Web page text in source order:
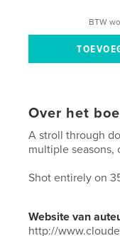
BTW
Over het
A stroll through
multiple seasons,
Shot entirely on
Website van
http://